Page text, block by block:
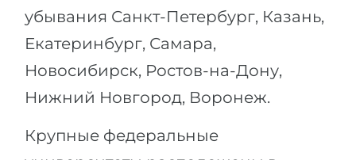
убывания Санкт-Петербург, Казань,
Екатеринбург, Самара,
Новосибирск, Ростов-на-Дону,
Нижний Новгород, Воронеж.
Крупные федеральные